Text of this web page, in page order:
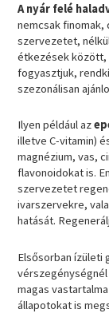
A nyár felé
nemcsak
szervezetet,
étkezések között,
fogyasztjuk,
szezonálisan
Ilyen például az
illetve C-vitamin)
magnézium, vas,
flavonoidokat is.
szervezetet
ivarszervekre,
hatását.
Elsősorban ízületi
magas
állapotokat is